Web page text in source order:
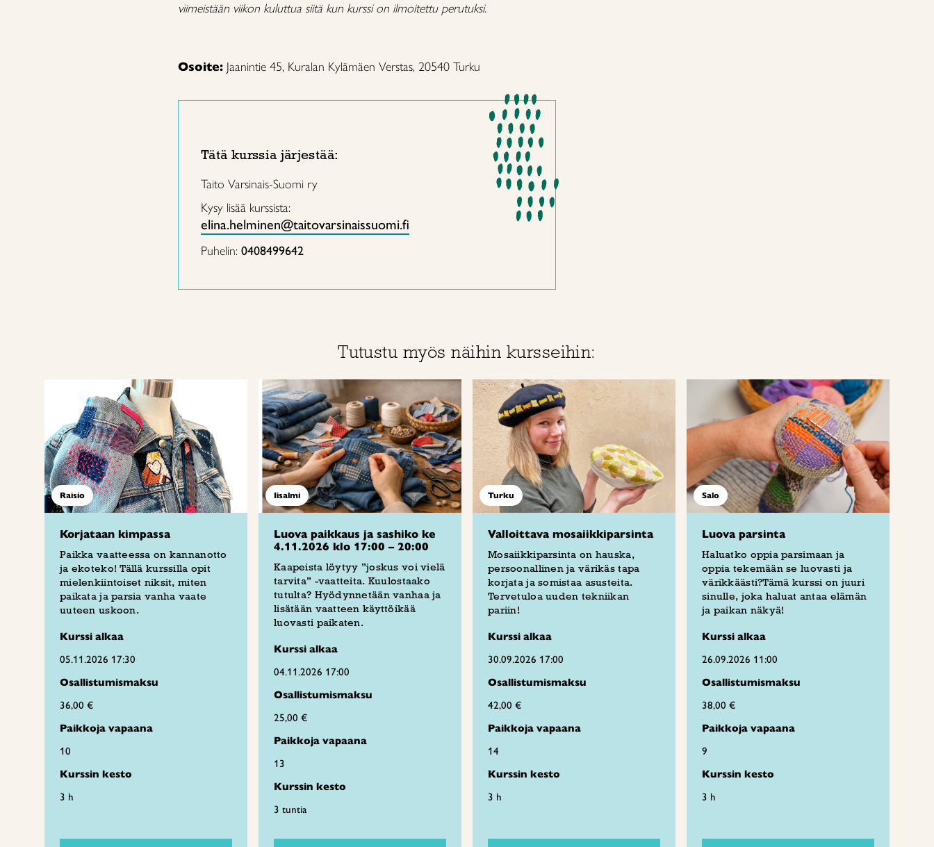
viimeistään viikon kuluttua siitä kun kurssi on ilmoitettu perutuksi.
Osoite: Jaanintie 45, Kuralan Kylämäen Verstas, 20540 Turku
Tätä kurssia järjestää:
Taito Varsinais-Suomi ry
Kysy lisää kurssista:
elina.helminen@taitovarsinaissuomi.fi
Puhelin: 0408499642
Tutustu myös näihin kursseihin:
Raisio
Korjataan kimpassa
Paikka vaatteessa on kannanotto
ja ekoteko! Tällä kurssilla opit
mielenkiintoiset niksit, miten
paikata ja parsia vanha vaate
uuteen uskoon.
Kurssi alkaa
05.11.2026 17:30
Osallistumismaksu
36,00 €
Paikkoja vapaana
10
Kurssin kesto
3 h
Iisalmi
Luova paikkaus ja sashiko ke
4.11.2026 klo 17:00 – 20:00
Kaapeista löytyy ”joskus voi vielä
tarvita” -vaatteita. Kuulostaako
tutulta? Hyödynnetään vanhaa ja
lisätään vaatteen käyttöikää
luovasti paikaten.
Kurssi alkaa
04.11.2026 17:00
Osallistumismaksu
25,00 €
Paikkoja vapaana
13
Kurssin kesto
3 tuntia
Turku
Valloittava mosaiikkiparsinta
Mosaiikkiparsinta on hauska,
persoonallinen ja värikäs tapa
korjata ja somistaa asusteita.
Tervetuloa uuden tekniikan
pariin!
Kurssi alkaa
30.09.2026 17:00
Osallistumismaksu
42,00 €
Paikkoja vapaana
14
Kurssin kesto
3 h
Salo
Luova parsinta
Haluatko oppia parsimaan ja
oppia tekemään se luovasti ja
värikkäästi?Tämä kurssi on juuri
sinulle, joka haluat antaa elämän
ja paikan näkyä!
Kurssi alkaa
26.09.2026 11:00
Osallistumismaksu
38,00 €
Paikkoja vapaana
9
Kurssin kesto
3 h